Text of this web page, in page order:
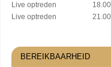
Live optreden
Live optreden
BEREIKBAARHEID